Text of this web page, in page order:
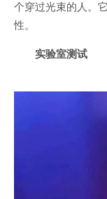
个穿过光束的人。
性。
实验室测试